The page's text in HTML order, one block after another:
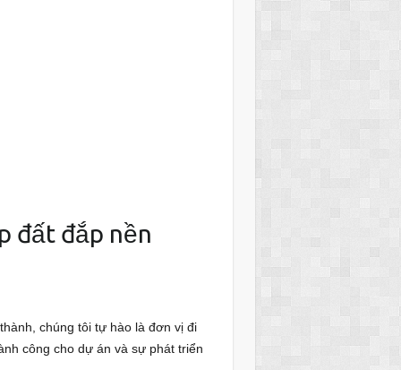
đất đắp nền
chúng tôi tự hào là đơn vị đi
công cho dự án và sự phát triển